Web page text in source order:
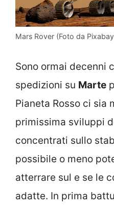
Mars Rover (Foto da
Sono ormai decenni
spedizioni su Marte
Pianeta Rosso ci sia
primissima sviluppi
concentrati sullo
possibile o meno
atterrare sul e se le
adatte. In prima